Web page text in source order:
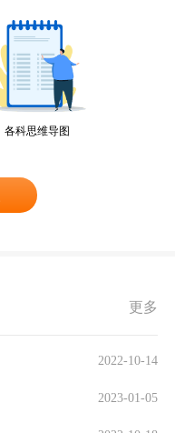
各科思维导图
更多
2022-10-14
2023-01-05